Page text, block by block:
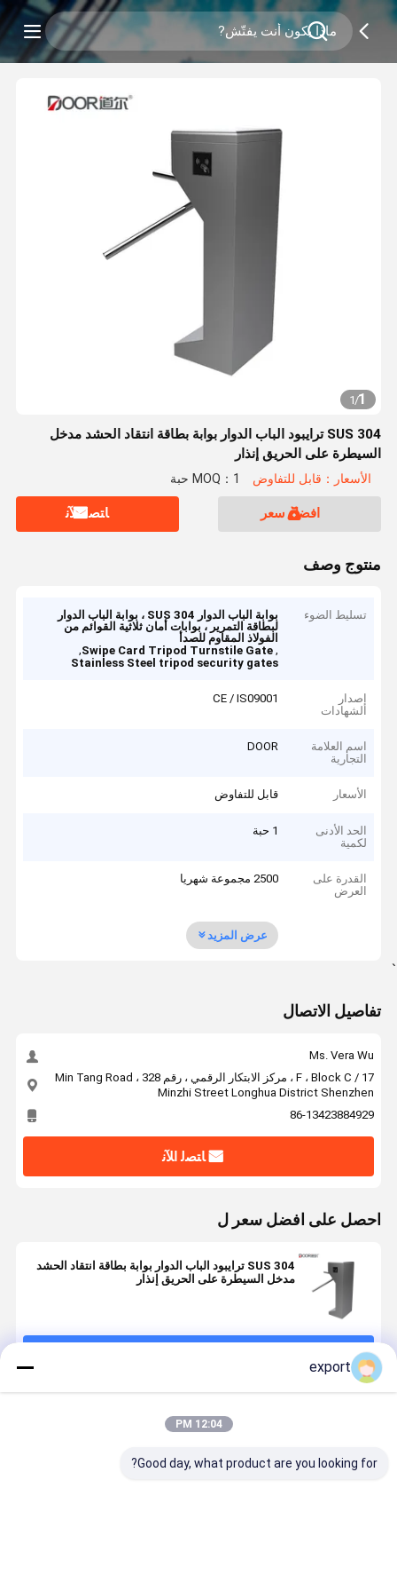
1
/
1
SUS 304 ترايبود الباب الدوار بوابة بطاقة انتقاد الحشد مدخل
السيطرة على الحريق إنذار
الأسعار：قابل للتفاوض MOQ：1 حبة
افضل سعر ﺎﺘﺼﻟ ﺍﻶﻧ
منتوج وصف
تسليط الضوء
بوابة الباب الدوار SUS 304 ، بوابة الباب الدوار
لبطاقة التمرير ، بوابات أمان ثلاثية القوائم من
الفولاذ المقاوم للصدأ
,
Swipe Card Tripod Turnstile Gate
,
Stainless Steel tripod security gates
إصدار
الشهادات
CE / IS09001
اسم العلامة
التجارية
DOOR
الأسعار قابل للتفاوض
الحد الأدنى
لكمية
1 حبة
القدرة على
العرض
2500 مجموعة شهريا
عرض المزيد
`
تفاصيل الاتصال
Ms. Vera Wu
17 / F ، Block C ، مركز الابتكار الرقمي ، رقم 328 Min Tang Road ،
Minzhi Street Longhua District Shenzhen
86-13423884929
ﺎﺘﺼﻟ ﺍﻶﻧ
احصل على افضل سعر ل
SUS 304 ترايبود الباب الدوار بوابة بطاقة انتقاد الحشد
مدخل السيطرة على الحريق إنذار
export
12:04 PM
Good day, what product are you looking for?